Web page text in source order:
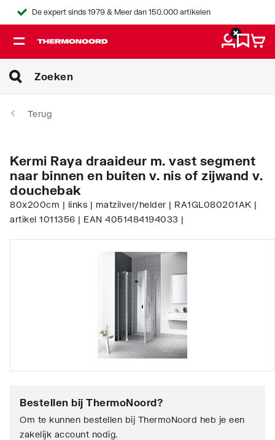
De expert sinds 1979 & Meer dan 150.000 artikelen
Terug
Kermi Raya draaideur m. vast segment
naar binnen en buiten v. nis of zijwand v.
douchebak
80x200cm | links | matzilver/helder | RA1GL080201AK |
artikel 1011356 | EAN 4051484194033 |
Bestellen bij ThermoNoord?
Om te kunnen bestellen bij ThermoNoord heb je een
zakelijk account nodig.